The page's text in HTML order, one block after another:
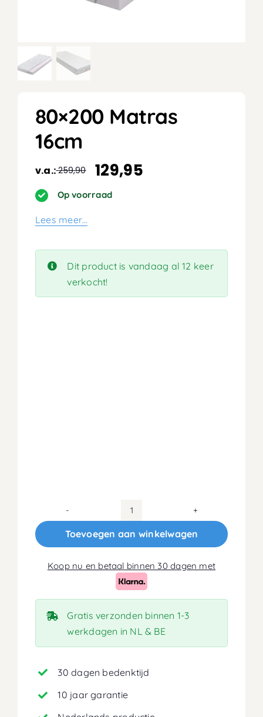
80×200 Matras
16cm
v.a.:259,90
Oorspronkelijke
prijs
was:
259,90.
129,95
Huidige
prijs
is:
129,95.
Op voorraad
Lees meer…
Dit product is vandaag al 12 keer
verkocht!
80x200
Matras
Toevoegen aan winkelwagen
Koop nu en betaal binnen 30 dagen met
Gratis verzonden binnen 1-3
werkdagen in NL & BE
30 dagen bedenktijd
10 jaar garantie